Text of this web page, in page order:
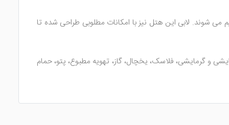
اتاق است که به اتاق‌های 2 تخته، 3 تخته و آپارتمان‌های 1 خوابه و 2 خوابه تقسیم می شوند. لابی این هتل نیز با امکانات مطلوبی طراحی شده تا
و گرمایشی، فلاسک، یخچال، گاز، تهویه مطبوع، پتو، حمام